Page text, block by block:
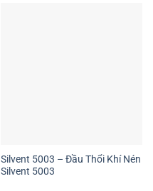
Silvent 5003 – Đầu Thổi Khí Nén
Silvent 5003